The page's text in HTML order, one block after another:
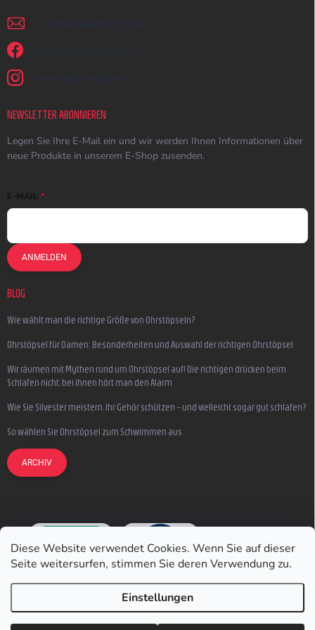
Diese Website verwendet Cookies. Wenn Sie auf dieser
Seite weitersurfen, stimmen Sie deren Verwendung zu.
Einstellungen
schreiben @ earmazing.de
Wir sind auf Facebook!
earmazing_earplugs
NEWSLETTER ABONNIEREN
Legen Sie Ihre E-Mail ein und wir werden Ihnen Informationen über
neue Produkte in unserem E-Shop zusenden.
E-MAIL
ANMELDEN
BLOG
Wie wählt man die richtige Größe von Ohrstöpseln?
Ohrstöpsel für Damen: Besonderheiten und Auswahl der richtigen Ohrstöpsel
Wir räumen mit Mythen rund um Ohrstöpsel auf! Die richtigen drücken beim
Schlafen nicht, bei ihnen hört man den Alarm
Wie Sie Silvester meistern, Ihr Gehör schützen – und vielleicht sogar gut schlafen?
So wählen Sie Ohrstöpsel zum Schwimmen aus
ARCHIV